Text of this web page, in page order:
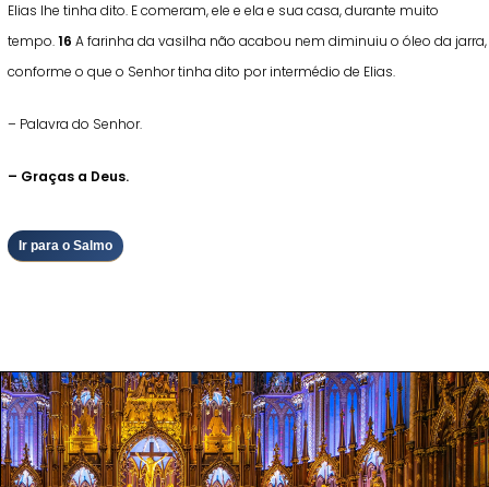
Elias lhe tinha dito. E comeram, ele e ela e sua casa, durante muito
tempo.16 A farinha da vasilha não acabou nem diminuiu o óleo da jarra,
conforme o que o Senhor tinha dito por intermédio de Elias.
– Palavra do Senhor.
– Graças a Deus.
Ir para o Salmo